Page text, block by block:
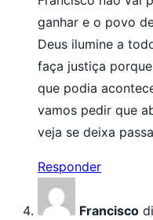
ganhar e o povo
Deus ilumine a
faça justiça
que podia
vamos pedir que
veja se deixa
Responder
Francisco